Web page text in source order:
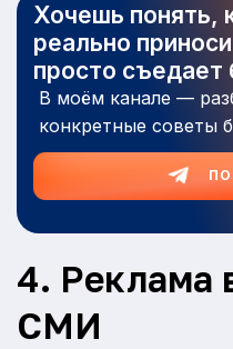
Хочешь понять,
реально
просто
В моём канале —
конкретные советы
4. Реклама
СМИ